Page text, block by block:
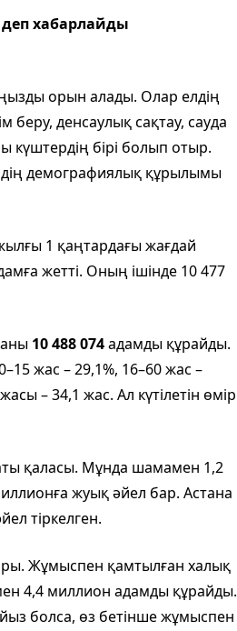
хабарлайды
орын алады. Олар елдің
беру, денсаулық сақтау, сауда
күштердің бірі болып отыр.
демографиялық құрылымы
1 қаңтардағы жағдай
жетті. Оның ішінде 10 477
10 488 074адамды құрайды.
жас – 29,1%, 16–60 жас –
– 34,1 жас. Ал күтілетін өмір
қаласы. Мұнда шамамен 1,2
жуық әйел бар. Астана
тіркелген.
Жұмыспен қамтылған халық
4,4 миллион адамды құрайды.
болса, өз бетінше жұмыспен